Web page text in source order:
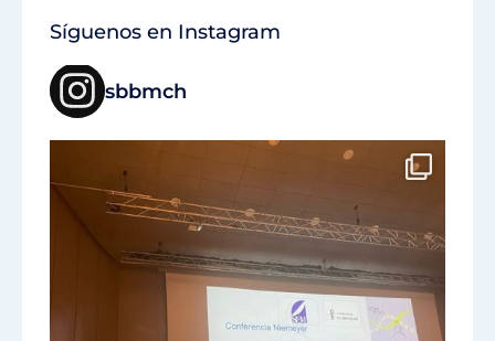
Síguenos en Instagram
sbbmch